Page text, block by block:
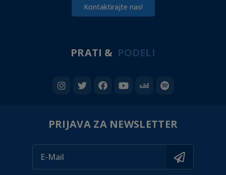
Kontaktirajte nas!
PRATI & PODELI
PRIJAVA ZA NEWSLETTER